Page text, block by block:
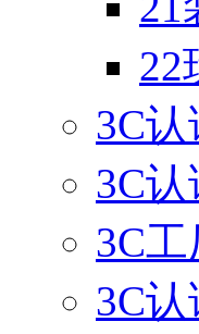
22
3C
3C
3C
3C